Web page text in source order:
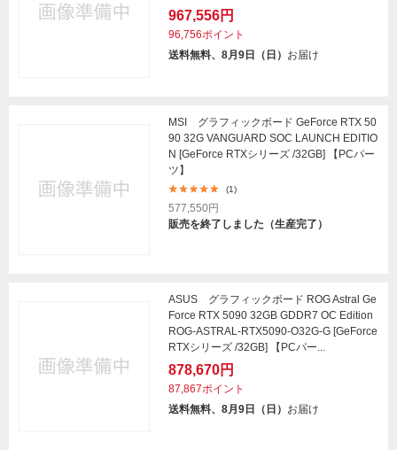
967,556円
96,756ポイント
送料無料、8月9日（日） お届け
MSI グラフィックボード GeForce RTX 50
90 32G VANGUARD SOC LAUNCH EDITIO
N [GeForce RTXシリーズ /32GB] 【PCパー
ツ】
(1)
577,550円
販売を終了しました（生産完了）
ASUS グラフィックボード ROG Astral Ge
Force RTX 5090 32GB GDDR7 OC Edition
ROG-ASTRAL-RTX5090-O32G-G [GeForce
RTXシリーズ /32GB] 【PCパー...
878,670円
87,867ポイント
送料無料、8月9日（日） お届け